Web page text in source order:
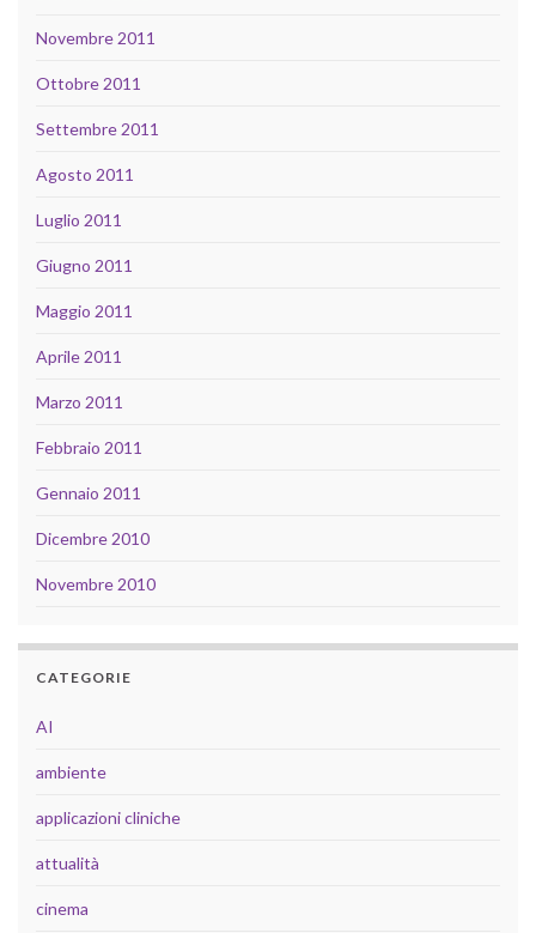
Novembre 2011
Ottobre 2011
Settembre 2011
Agosto 2011
Luglio 2011
Giugno 2011
Maggio 2011
Aprile 2011
Marzo 2011
Febbraio 2011
Gennaio 2011
Dicembre 2010
Novembre 2010
CATEGORIE
AI
ambiente
applicazioni cliniche
attualità
cinema